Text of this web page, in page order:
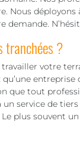
Nous
demande.
tranchées ?
travailler votre
entreprise
que tout
service de
Le plus souvent